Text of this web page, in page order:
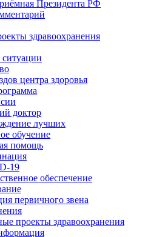
Президента РФ
здравоохранения
центра здоровья
доктор
лучших
обучение
помощь
19
обеспечение
первичного звена
проекты здравоохранения